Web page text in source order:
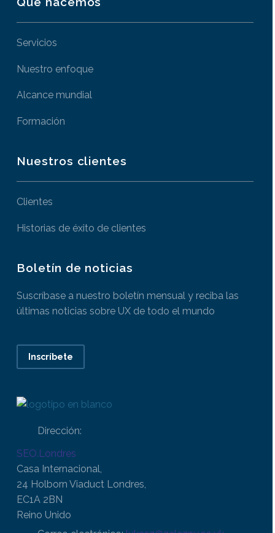
Servicios
Nuestro enfoque
Alcance mundial
Formación
Nuestros clientes
Clientes
Historias de éxito de clientes
Boletín de noticias
Suscríbase a nuestro boletín mensual y reciba las
últimas noticias sobre UX de todo el mundo
Inscríbete
Dirección:
SEO.Londres
Casa Internacional,
24 Holborn Viaduct Londres,
EC1A 2BN
Reino Unido